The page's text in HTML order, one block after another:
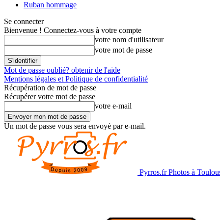
Ruban hommage
Se connecter
Bienvenue ! Connectez-vous à votre compte
votre nom d'utilisateur
votre mot de passe
Mot de passe oublié? obtenir de l'aide
Mentions légales et Politique de confidentialité
Récupération de mot de passe
Récupérer votre mot de passe
votre e-mail
Un mot de passe vous sera envoyé par e-mail.
Pyrros.fr Photos à